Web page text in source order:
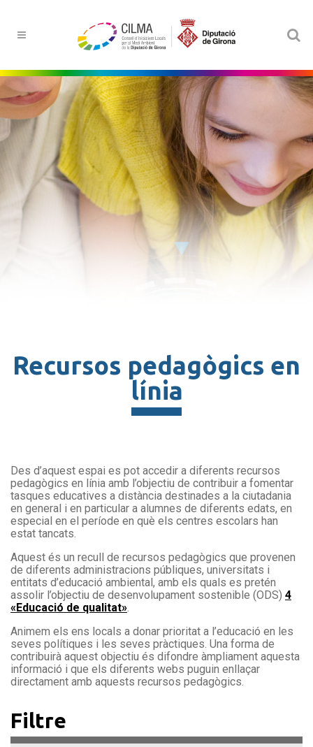
Recursos pedagògics en
línia
Des d’aquest espai es pot accedir a diferents recursos
pedagògics en línia amb l’objectiu de contribuir a fomentar
tasques educatives a distància destinades a la ciutadania
en general i en particular a alumnes de diferents edats, en
especial en el període en què els centres escolars han
estat tancats.
Aquest és un recull de recursos pedagògics que provenen
de diferents administracions públiques, universitats i
entitats d’educació ambiental, amb els quals es pretén
assolir l’objectiu de desenvolupament sostenible (ODS) 4
«Educació de qualitat».
Animem els ens locals a donar prioritat a l’educació en les
seves polítiques i les seves pràctiques. Una forma de
contribuirà aquest objectiu és difondre àmpliament aquesta
informació i que els diferents webs puguin enllaçar
directament amb aquests recursos pedagògics.
Filtre